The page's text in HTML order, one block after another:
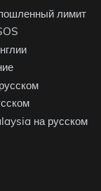
лимит
на русском